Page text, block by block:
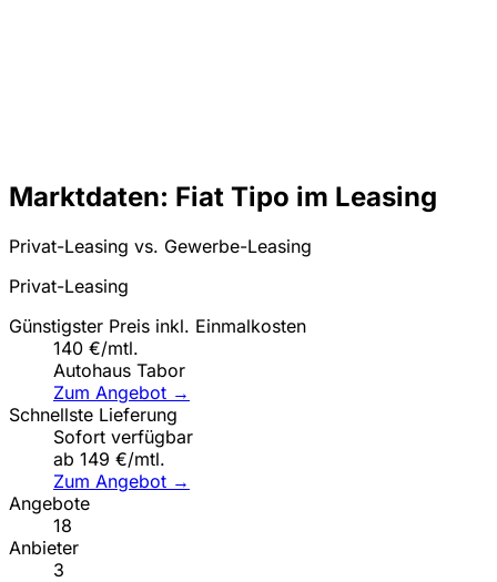
Marktdaten: Fiat Tipo im Leasing
Privat-Leasing vs. Gewerbe-Leasing
Privat-Leasing
Günstigster Preis inkl. Einmalkosten
140 €/mtl.
Autohaus Tabor
Zum Angebot →
Schnellste Lieferung
Sofort verfügbar
ab 149 €/mtl.
Zum Angebot →
Angebote
18
Anbieter
3